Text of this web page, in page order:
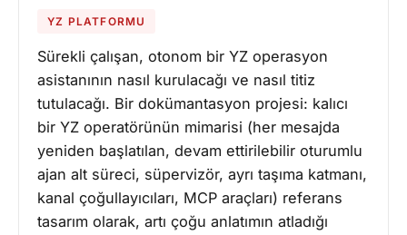
YZ PLATFORMU
Sürekli çalışan, otonom bir YZ operasyon
asistanının nasıl kurulacağı ve nasıl titiz
tutulacağı. Bir dokümantasyon projesi: kalıcı
bir YZ operatörünün mimarisi (her mesajda
yeniden başlatılan, devam ettirilebilir oturumlu
ajan alt süreci, süpervizör, ayrı taşıma katmanı,
kanal çoğullayıcıları, MCP araçları) referans
tasarım olarak, artı çoğu anlatımın atladığı